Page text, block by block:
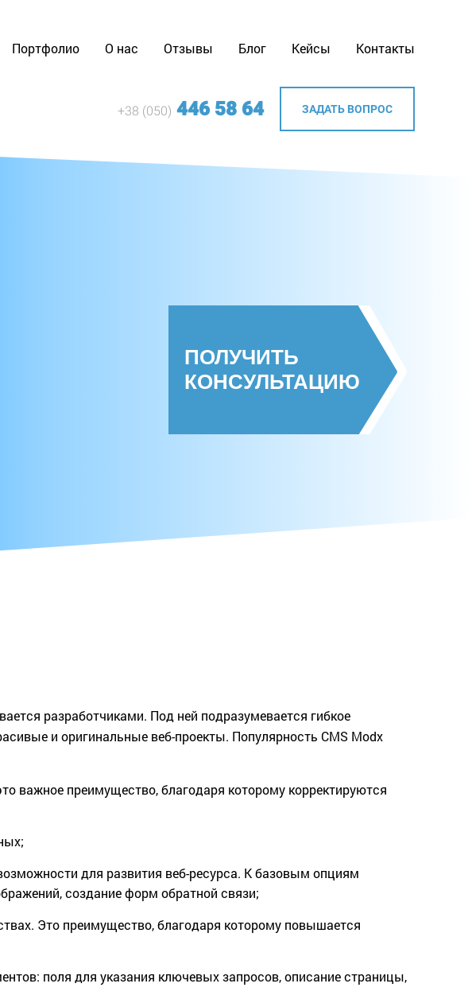
Портфолио О нас Отзывы Блог Кейсы Контакты
+38 (050) 446 58 64 ЗАДАТЬ ВОПРОС
ПОЛУЧИТЬ
КОНСУЛЬТАЦИЮ
разработчиками. Под ней подразумевается гибкое
и оригинальные веб-проекты. Популярность CMS Modx
важное преимущество, благодаря которому корректируются
для развития веб-ресурса. К базовым опциям
создание форм обратной связи;
Это преимущество, благодаря которому повышается
поля для указания ключевых запросов, описание страницы,